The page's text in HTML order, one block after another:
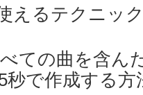
えるテクニッ
ての曲を含ん
秒で作成する方